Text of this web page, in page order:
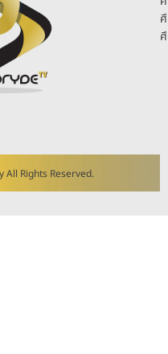
Rights Reserved.